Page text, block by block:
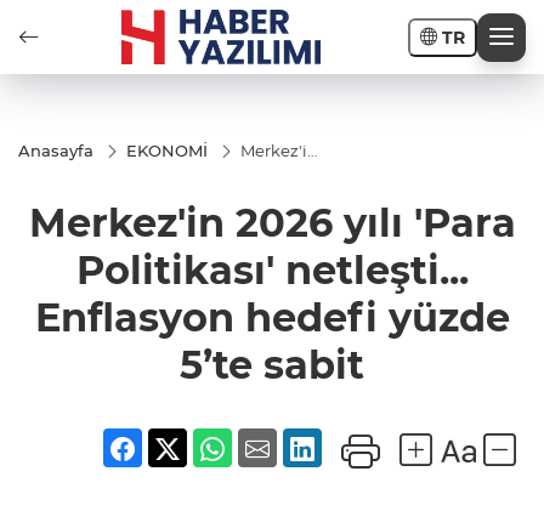
TR
Anasayfa EKONOMİ
Merkez'in
Politikası'
netleşti...
hedefi
yüzde
5’te sabit
Merkez'in 2026 yılı 'Para
Politikası' netleşti...
Enflasyon hedefi yüzde
5’te sabit